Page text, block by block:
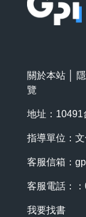
關於本站
覽
地址：10491
指導單位：
客服信箱：
客服電話：
我要找書